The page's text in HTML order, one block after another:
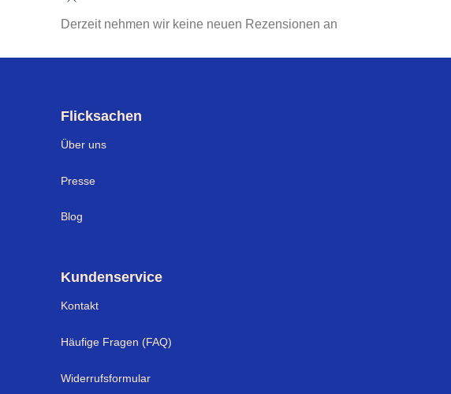
Derzeit nehmen wir keine neuen Rezensionen an
Flicksachen
Über uns
Presse
Blog
Kundenservice
Kontakt
Häufige Fragen (FAQ)
Widerrufsformular